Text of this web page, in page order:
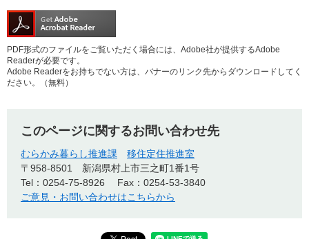
PDF形式のファイルをご覧いただく場合には、Adobe社が提供するAdobe
Readerが必要です。
Adobe Readerをお持ちでない方は、バナーのリンク先からダウンロードしてく
ださい。（無料）
このページに関するお問い合わせ先
むらかみ暮らし推進課
移住定住推進室
〒958-8501
新潟県村上市三之町1番1号
Tel：0254-75‐8926
Fax：0254-53-3840
ご意見・お問い合わせはこちらから